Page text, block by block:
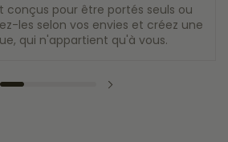
conçus pour être portés seuls ou
les selon vos envies et créez une
qui n'appartient qu'à vous.